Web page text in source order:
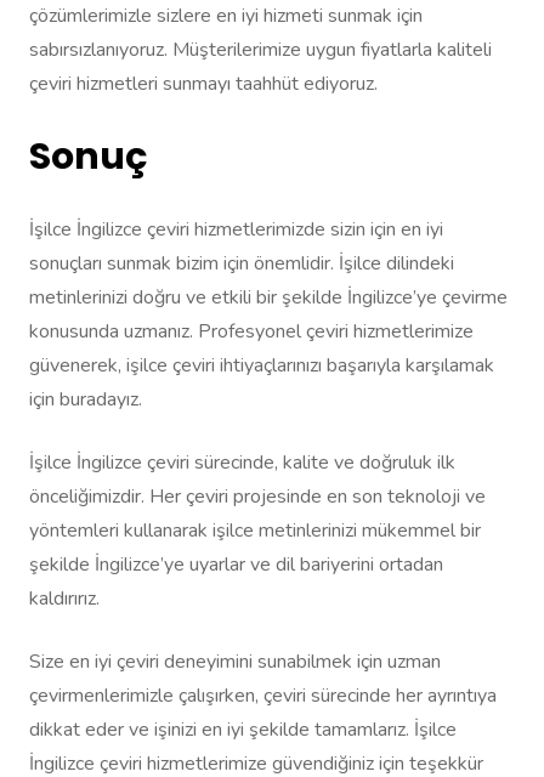
çözümlerimizle sizlere en iyi hizmeti sunmak için
sabırsızlanıyoruz. Müşterilerimize uygun fiyatlarla kaliteli
çeviri hizmetleri sunmayı taahhüt ediyoruz.
Sonuç
İşilce İngilizce çeviri hizmetlerimizde sizin için en iyi
sonuçları sunmak bizim için önemlidir. İşilce dilindeki
metinlerinizi doğru ve etkili bir şekilde İngilizce’ye çevirme
konusunda uzmanız. Profesyonel çeviri hizmetlerimize
güvenerek, işilce çeviri ihtiyaçlarınızı başarıyla karşılamak
için buradayız.
İşilce İngilizce çeviri sürecinde, kalite ve doğruluk ilk
önceliğimizdir. Her çeviri projesinde en son teknoloji ve
yöntemleri kullanarak işilce metinlerinizi mükemmel bir
şekilde İngilizce’ye uyarlar ve dil bariyerini ortadan
kaldırırız.
Size en iyi çeviri deneyimini sunabilmek için uzman
çevirmenlerimizle çalışırken, çeviri sürecinde her ayrıntıya
dikkat eder ve işinizi en iyi şekilde tamamlarız. İşilce
İngilizce çeviri hizmetlerimize güvendiğiniz için teşekkür